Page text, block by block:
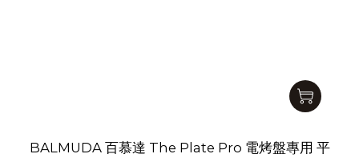
BALMUDA 百慕達 The Plate Pro 電烤盤專用 平